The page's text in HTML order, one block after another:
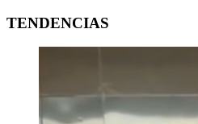
TENDENCIAS